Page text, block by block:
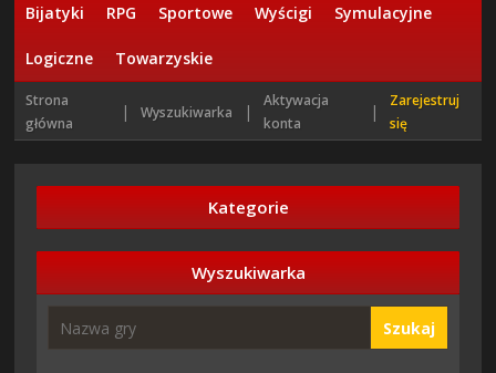
Bijatyki RPG Sportowe Wyścigi Symulacyjne
Logiczne Towarzyskie
Strona
główna
| Wyszukiwarka |
Aktywacja
konta
|
Zarejestruj
się
Kategorie
Wyszukiwarka
Szukaj